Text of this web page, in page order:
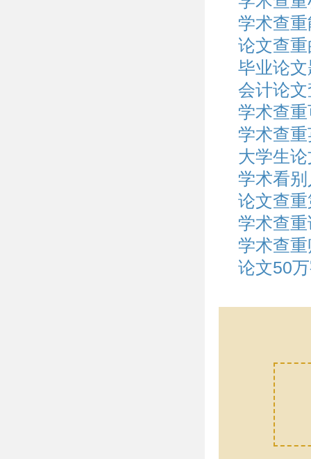
学术查
论文查
毕业论
会计论
学术查
学术查
大学生
学术看
论文查
学术查
学术查
论文50